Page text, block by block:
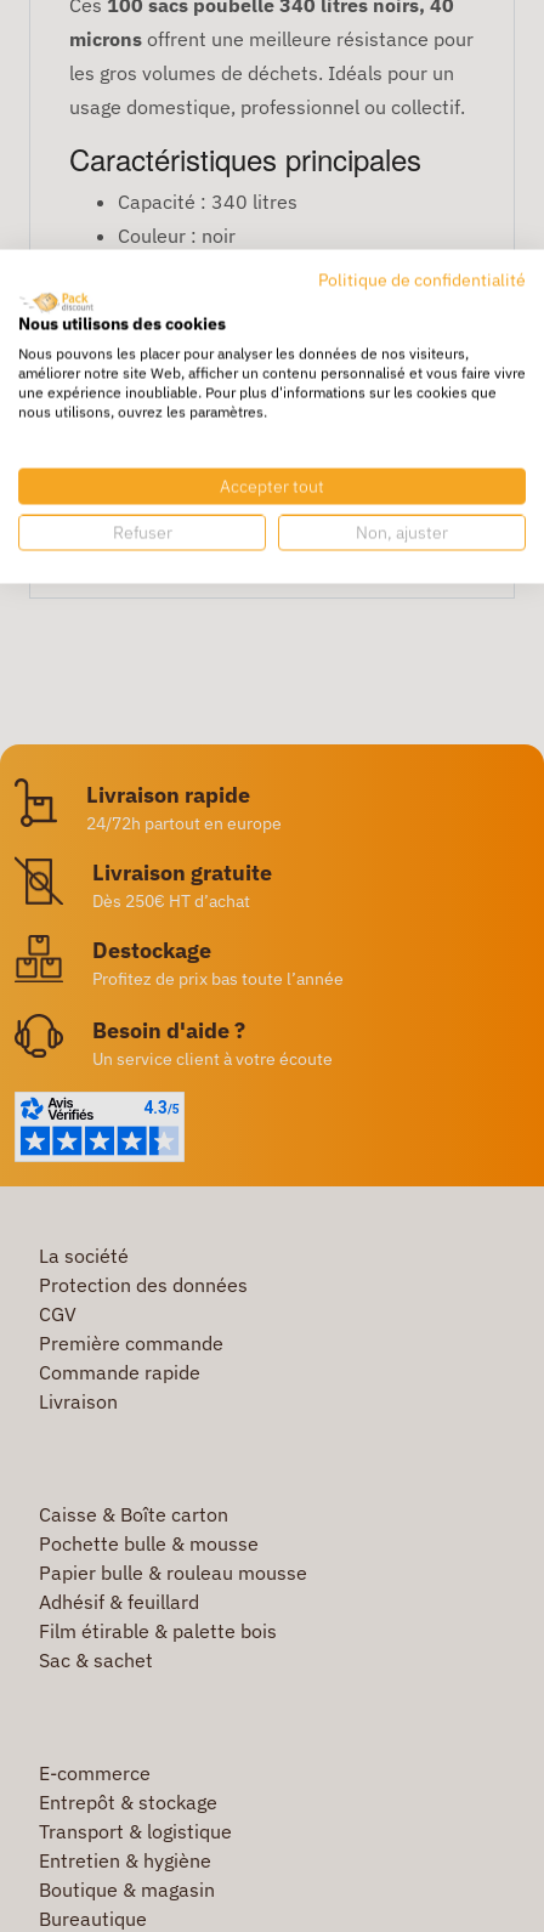
microns offrent une meilleure résistance pour
les gros volumes de déchets. Idéals pour un
usage domestique, professionnel ou collectif.
Caractéristiques principales
Capacité : 340 litres
Couleur : noir
FAQ
Conviennent-ils pour des déchets lourds
ou humides ?
déchets lourds ou humides sans risque de
déchirure.
Livraison rapide
24/72h partout en europe
Livraison gratuite
Dès 250€ HT d’achat
Destockage
Profitez de prix bas toute l’année
Besoin d'aide ?
Un service client à votre écoute
La société
Protection des données
CGV
Première commande
Commande rapide
Livraison
Caisse & Boîte carton
Pochette bulle & mousse
Papier bulle & rouleau mousse
Adhésif & feuillard
Film étirable & palette bois
Sac & sachet
E-commerce
Entrepôt & stockage
Transport & logistique
Entretien & hygiène
Boutique & magasin
Bureautique
Politique de confidentialité
Nous utilisons des cookies
Nous pouvons les placer pour analyser les données de nos visiteurs,
améliorer notre site Web, afficher un contenu personnalisé et vous faire vivre
une expérience inoubliable. Pour plus d'informations sur les cookies que
nous utilisons, ouvrez les paramètres.
Accepter tout
Refuser Non, ajuster